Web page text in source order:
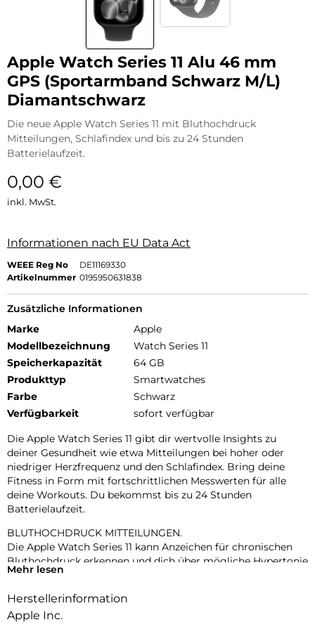
Apple Watch Series 11 Alu 46 mm
GPS (Sportarmband Schwarz M/L)
Diamantschwarz
Die neue Apple Watch Series 11 mit Bluthochdruck
Mitteilungen, Schlafindex und bis zu 24 Stunden
Batterielaufzeit.
0,00 €
inkl. MwSt.
Informationen nach EU Data Act
WEEE Reg No
DE11169330
Artikelnummer 0195950631838
Zusätzliche Informationen
Marke
Apple
Modellbezeichnung
Watch Series 11
Speicherkapazität
64 GB
Produkttyp
Smartwatches
Farbe
Schwarz
Verfügbarkeit
sofort verfügbar
Die Apple Watch Series 11 gibt dir wertvolle Insights zu
deiner Gesundheit wie etwa Mitteilungen bei hoher oder
niedriger Herzfrequenz und den Schlafindex. Bring deine
Fitness in Form mit fortschrittlichen Messwerten für alle
deine Workouts. Du bekommst bis zu 24 Stunden
Batterielaufzeit.
BLUTHOCHDRUCK MITTEILUNGEN.
Die Apple Watch Series 11 kann Anzeichen für chronischen
Bluthochdruck erkennen und dich über mögliche Hypertonie
informieren.
KENN DEINEN SCHLAFINDEX.
Mit dem Schlafindex kannst du einfach deinen Schlaf tracken.
Mehr lesen
Herstellerinformation
Apple Inc.